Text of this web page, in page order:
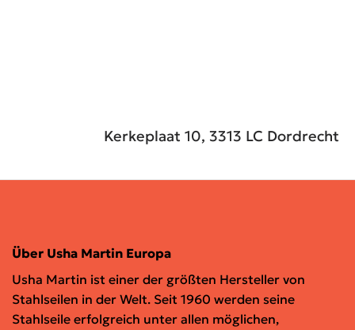
Kerkeplaat 10, 3313 LC Dordrecht
Über Usha Martin Europa
Usha Martin ist einer der größten Hersteller von
Stahlseilen in der Welt. Seit 1960 werden seine
Stahlseile erfolgreich unter allen möglichen,